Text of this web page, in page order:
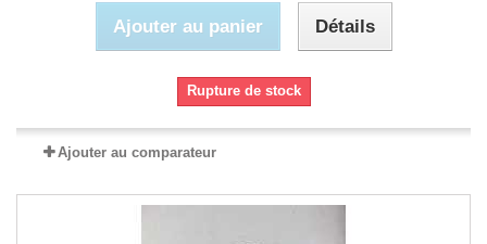
Ajouter au panier Détails
Rupture de stock
Ajouter au comparateur